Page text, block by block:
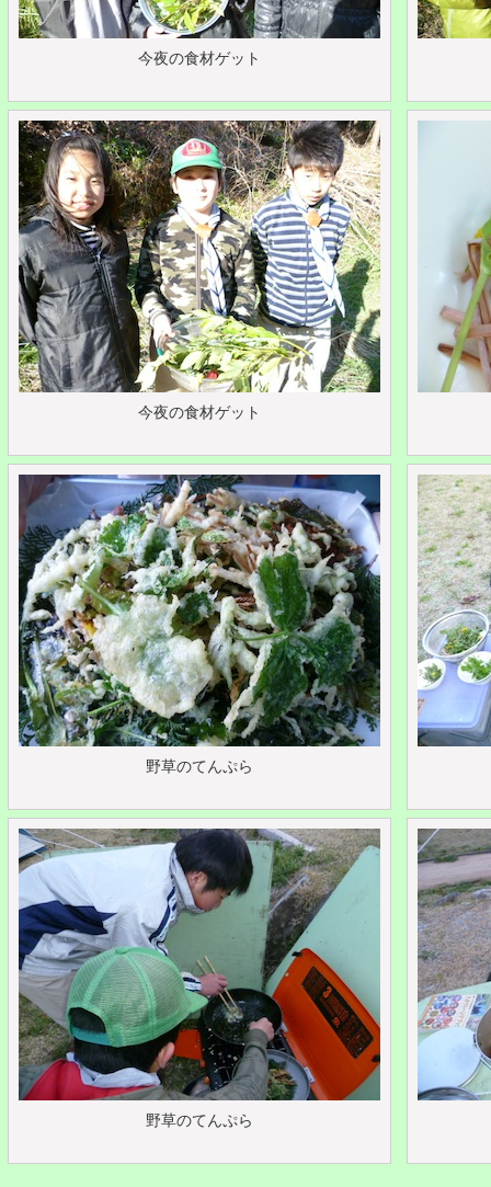
今夜の食材ゲット
今夜の食材ゲット
野草のてんぷら
野草のてんぷら